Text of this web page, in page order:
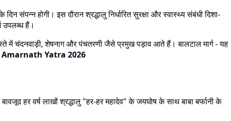
संपन्न होगी। इस दौरान श्रद्धालु निर्धारित सुरक्षा और स्वास्थ्य संबंधी दिशा-
उपलब्ध हैं।
में चंदनवाड़ी, शेषनाग और पंचतरणी जैसे प्रमुख पड़ाव आते हैं। बालटाल मार्ग - यह
Amarnath Yatra 2026
हर वर्ष लाखों श्रद्धालु "हर-हर महादेव" के जयघोष के साथ बाबा बर्फानी के